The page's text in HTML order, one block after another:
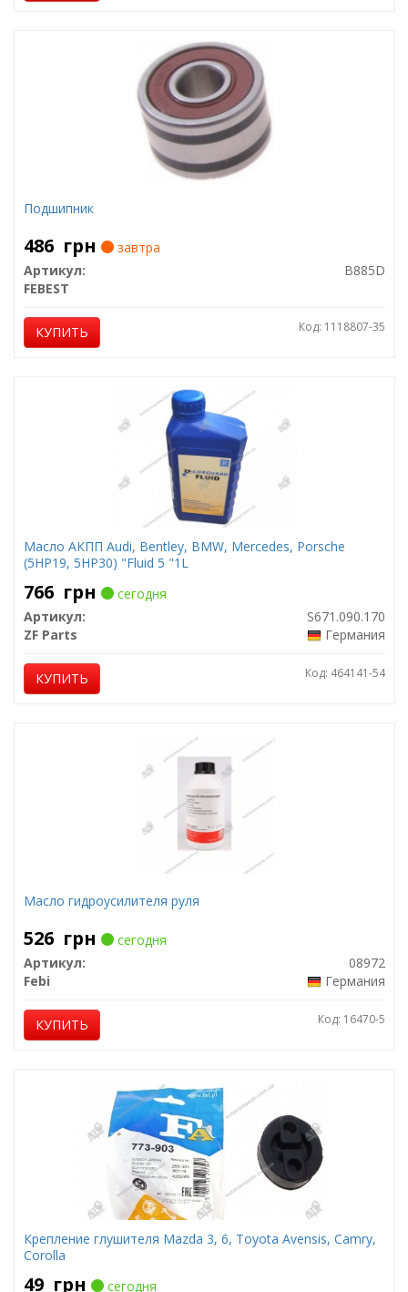
Подшипник
486 грн
завтра
Артикул:
B885D
FEBEST
КУПИТЬ Код: 1118807-35
Масло АКПП Audi, Bentley, BMW, Mercedes, Porsche
(5HP19, 5HP30) "Fluid 5 "1L
766 грн
сегодня
Артикул:
S671.090.170
ZF Parts
Германия
КУПИТЬ Код: 464141-54
Масло гидроусилителя руля
526 грн
сегодня
Артикул:
08972
Febi
Германия
КУПИТЬ Код: 16470-5
Крепление глушителя Mazda 3, 6, Toyota Avensis, Camry,
Corolla
49 грн сегодня